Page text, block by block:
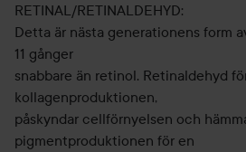
RETINAL/RETINALDEHYD:
Detta är nästa generationens form
11 gånger
snabbare än retinol. Retinaldehyd
kollagenproduktionen,
påskyndar cellförnyelsen och
pigmentproduktionen för en